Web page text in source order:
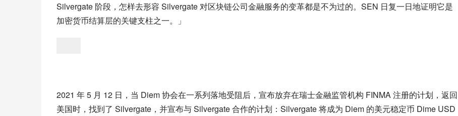
Silvergate 阶段，怎样去形容 Silvergate 对区块链公司金融服务的变革都是不为过的。SEN 日复一日地证明它是
加密货币结算层的关键支柱之一。」
2021 年 5 月 12 日，当 Diem 协会在一系列落地受阻后，宣布放弃在瑞士金融监管机构 FINMA 注册的计划，返回
美国时，找到了 Silvergate，并宣布与 Silvergate 合作的计划：Silvergate 将成为 Diem 的美元稳定币 Dime USD